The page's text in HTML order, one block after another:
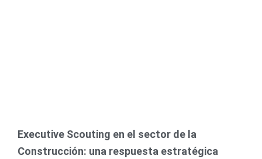
Executive Scouting en el sector de la
Construcción: una respuesta estratégica